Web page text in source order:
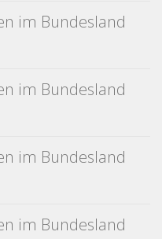
im Bundesland
im Bundesland
im Bundesland
im Bundesland